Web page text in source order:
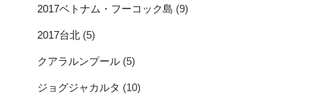
2017ベトナム・フーコック島 (9)
2017台北 (5)
クアラルンプール (5)
ジョグジャカルタ (10)